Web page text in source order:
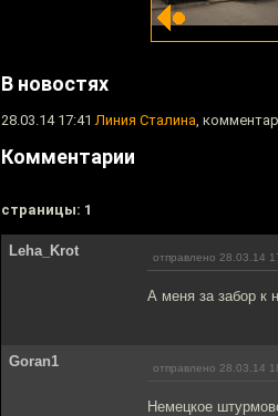
В новостях
28.03.14 17:41 Линия Сталина,
Комментарии
cтраницы: 1
Leha_Krot отправлено 28.03.14
А меня за забор к
Goran1 отправлено 28.03.14
Немецкое